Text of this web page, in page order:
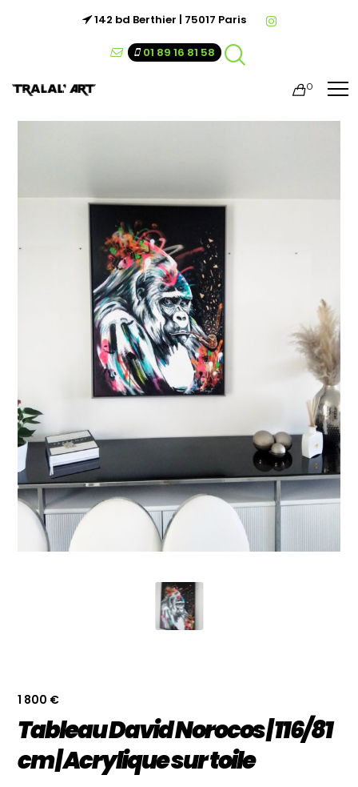
142 bd Berthier | 75017 Paris
01 89 16 81 58
0
1 800 €
Tableau David Norocos | 116/81
cm | Acrylique sur toile